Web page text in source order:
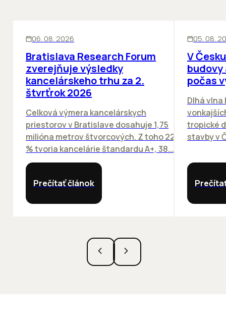
06. 08. 2026
Bratislava Research Forum
zverejňuje výsledky
kancelárskeho trhu za 2.
štvrťrok 2026
Celková výmera kancelárskych
priestorov v Bratislave dosahuje 1,75
milióna metrov štvorcových. Z toho 22
% tvoria kancelárie štandardu A+, 38...
Prečítať článok
05. 08.
V
počas
Dlhá
tropické
stavby v